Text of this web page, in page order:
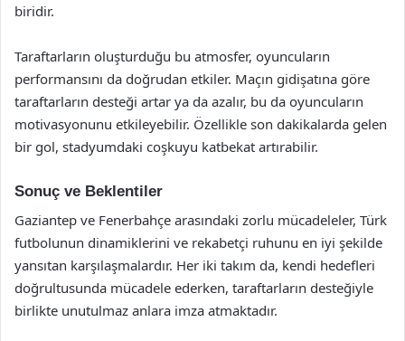
biridir.
Taraftarların oluşturduğu bu atmosfer, oyuncuların
performansını da doğrudan etkiler. Maçın gidişatına göre
taraftarların desteği artar ya da azalır, bu da oyuncuların
motivasyonunu etkileyebilir. Özellikle son dakikalarda gelen
bir gol, stadyumdaki coşkuyu katbekat artırabilir.
Sonuç ve Beklentiler
Gaziantep ve Fenerbahçe arasındaki zorlu mücadeleler, Türk
futbolunun dinamiklerini ve rekabetçi ruhunu en iyi şekilde
yansıtan karşılaşmalardır. Her iki takım da, kendi hedefleri
doğrultusunda mücadele ederken, taraftarların desteğiyle
birlikte unutulmaz anlara imza atmaktadır.